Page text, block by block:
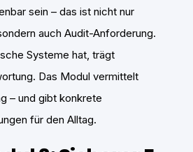
sein – das ist nicht nur
auch Audit-Anforderung.
Systeme hat, trägt
Das Modul vermittelt
– und gibt konkrete
für den Alltag.